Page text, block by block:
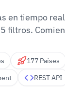
en tiempo
filtros.
177 Países
REST API